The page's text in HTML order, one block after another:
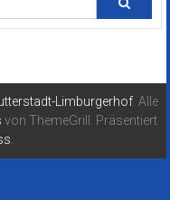
Limburgerhof . Alle
von ThemeGrill. Präsentiert